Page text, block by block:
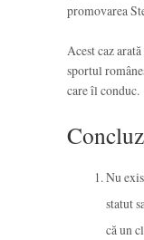
promovarea
Acest caz
sportul
care îl conduc.
Nu
statut
că un